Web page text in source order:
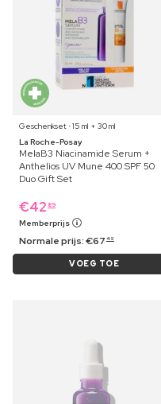
Geschenkset ⋅ 15 ml + 30 ml
La Roche-Posay
MelaB3 Niacinamide Serum +
Anthelios UV Mune 400 SPF 50
Duo Gift Set
€42 89
Memberprijs
Normale prijs:€67 49
VOEG TOE